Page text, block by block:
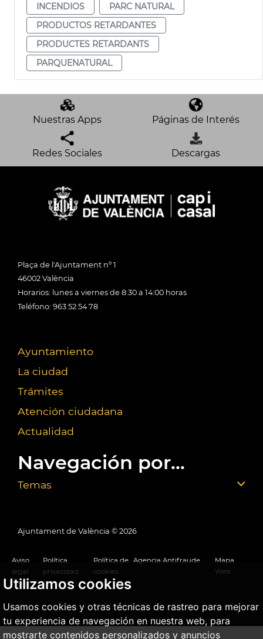
Utilizamos cookies
Usamos cookies y otras técnicas de rastreo para mejorar
tu experiencia de navegación en nuestra web, para
mostrarte contenidos personalizados y anuncios
INCENDIOS
PARC NATURAL
PRODUCTOS RETARDANTES
PRODUCTES RETARDANTS
PARQUENATURAL
Nuestras Apps Páginas de Interés
Redes Sociales Descargas
Plaça de l'Ajuntament nº 1
46002 València
Horarios: lunes a viernes de 8:30 a 14:00 horas
Teléfono: 963 52 54 78
Ayuntamiento
La ciudad
Trámites
Atención ciudadana
Actualidad
Navegación por...
Temas
Ajuntament de València © 2026
Aviso
legal
Política
privacidad
Política de
cookies
Agencia Antifraude
Mapa
Web